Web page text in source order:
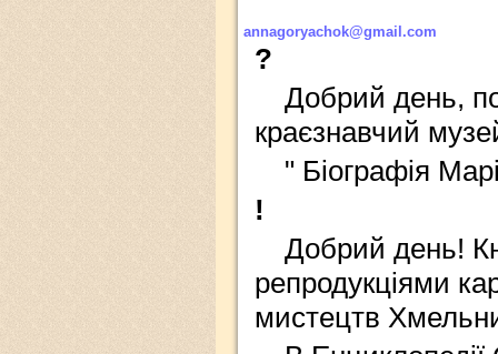
annagoryachok@gmail.com
?
Добрий день,
краєзнавчий
" Біографія
!
Добрий день!
репродукціями
мистецтв